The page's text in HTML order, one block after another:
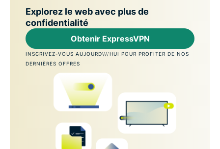
Explorez le web avec plus de
confidentialité
Obtenir ExpressVPN
INSCRIVEZ-VOUS AUJOURD\\\'HUI POUR PROFITER DE NOS
DERNIÈRES OFFRES